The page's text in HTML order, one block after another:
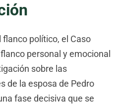
flanco político, el Caso
personal y emocional
sobre las
de la esposa de Pedro
fase decisiva que se